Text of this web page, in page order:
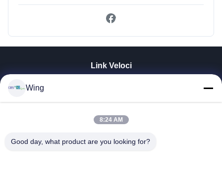
Link Veloci
Spettacolo VR
Visita Alla Fabbrica
Wing
8:24 AM
Good day, what product are you looking for?